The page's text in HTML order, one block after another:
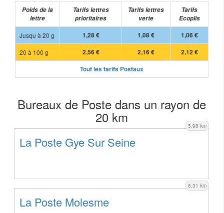
Poids de la
lettre
Tarifs lettres
prioritaires
Tarifs lettres
verte
Tarifs
Ecoplis
Jusqu à 20 g
1,28 € 1,08 €
1,06 €
20 à 100 g
2,56 € 2,16 €
2,12 €
Tout les tarifs Postaux
Bureaux de Poste dans un rayon de
20 km 5,98 km
La Poste Gye Sur Seine
6,31 km
La Poste Molesme